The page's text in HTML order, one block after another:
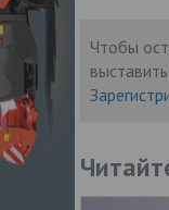
Чтобы